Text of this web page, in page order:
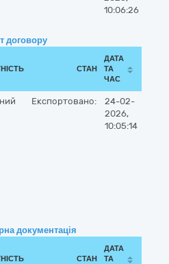
10:06:26
договору
СТАН
ДАТА
ТА
ЧАС
Експортовано:
24-02-
2026,
10:05:14
документація
СТАН
ДАТА
ТА